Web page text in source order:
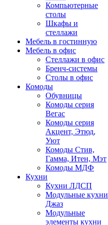
Компьютерные
столы
Шкафы и
стеллажи
Мебель в гостинную
Мебель в офис
Стеллажи в офис
Бренч-системы
Столы в офис
Комоды
Обувницы
Комоды серия
Вегас
Комоды серия
Акцент, Этюд,
Уют
Комоды Стив,
Гамма, Итен, Мэт
Комоды МДФ
Кухни
Кухни ЛДСП
Модульные кухни
Джаз
Модульные
элементы кухни